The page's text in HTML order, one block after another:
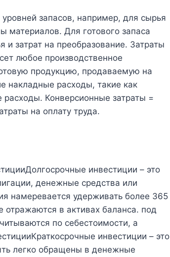
запасов, например, для сырья
материалов. Для готового запаса
и затрат на преобразование. Затраты
любое производственное
продукцию, продаваемую на
накладные расходы, такие как
Конверсионные затраты =
на оплату труда.
инвестиции – это
денежные средства или
намеревается удерживать более 365
в активах баланса. под
по себестоимости, а
инвестиции – это
легко обращены в денежные